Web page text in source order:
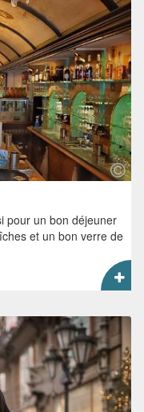
pour un bon déjeuner
et un bon verre de